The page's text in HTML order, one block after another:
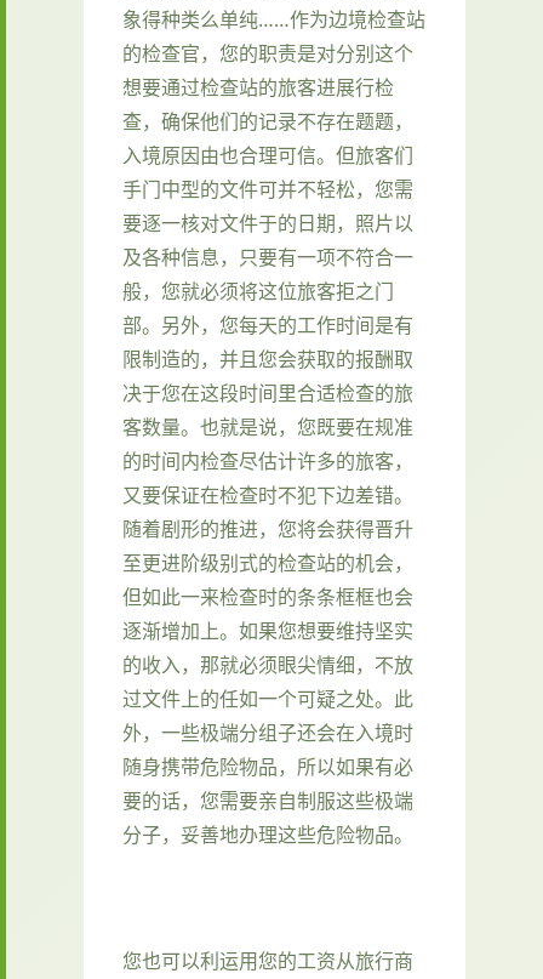
象得种类么单纯……作为边境检查站
的检查官，您的职责是对分别这个
想要通过检查站的旅客进展行检
查，确保他们的记录不存在题题，
入境原因由也合理可信。但旅客们
手门中型的文件可并不轻松，您需
要逐一核对文件于的日期，照片以
及各种信息，只要有一项不符合一
般，您就必须将这位旅客拒之门
部。另外，您每天的工作时间是有
限制造的，并且您会获取的报酬取
决于您在这段时间里合适检查的旅
客数量。也就是说，您既要在规准
的时间内检查尽估计许多的旅客，
又要保证在检查时不犯下边差错。
随着剧形的推进，您将会获得晋升
至更进阶级别式的检查站的机会，
但如此一来检查时的条条框框也会
逐渐增加上。如果您想要维持坚实
的收入，那就必须眼尖情细，不放
过文件上的任如一个可疑之处。此
外，一些极端分组子还会在入境时
随身携带危险物品，所以如果有必
要的话，您需要亲自制服这些极端
分子，妥善地办理这些危险物品。
您也可以利运用您的工资从旅行商